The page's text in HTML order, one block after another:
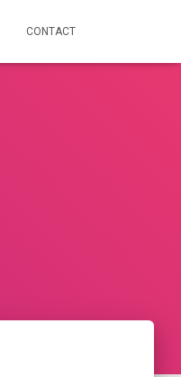
CONTACT